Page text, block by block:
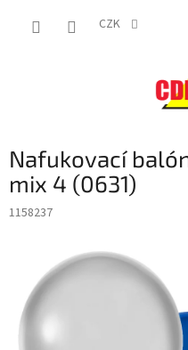
CZK
Nafukovací
mix 4 (0631)
1158237